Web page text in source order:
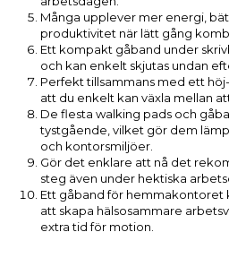
Många upplever mer energi,
produktivitet när lätt gång
Ett kompakt gåband under
och kan enkelt skjutas undan
Perfekt tillsammans med ett
att du enkelt kan växla mellan
De flesta walking pads och
tystgående, vilket gör dem
och kontorsmiljöer.
Gör det enklare att nå det
steg även under hektiska
Ett gåband för hemmakontoret
att skapa hälsosammare
extra tid för motion.